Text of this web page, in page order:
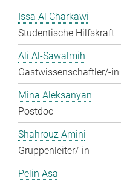
Issa Al Charkawi
Studentische Hilfskraft
Ali Al-Sawalmih
Gastwissenschaftler/-in
Mina Aleksanyan
Postdoc
Shahrouz Amini
Gruppenleiter/-in
Pelin Asa